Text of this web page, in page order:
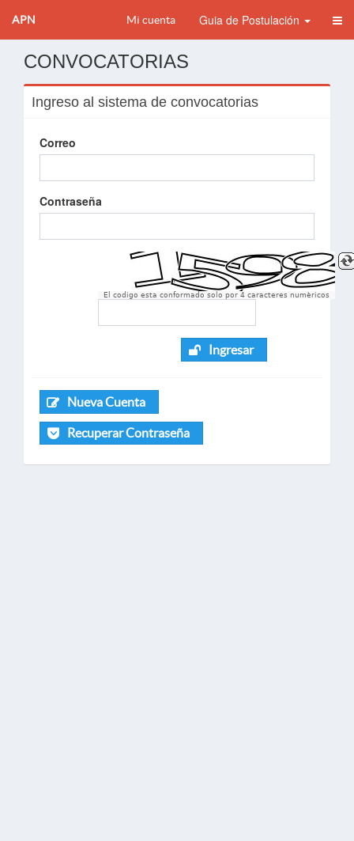
APN Mi cuenta Guia de Postulación
CONVOCATORIAS
Ingreso al sistema de convocatorias
Correo
Contraseña
El codigo esta conformado solo por 4 caracteres numèricos
Ingresar
Nueva Cuenta
Recuperar Contraseña